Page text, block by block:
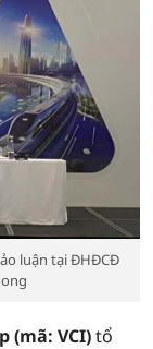
luận tại ĐHĐCĐ
(mã: VCI)tổ